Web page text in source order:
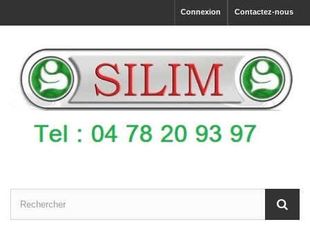
Contactez-nous
Connexion